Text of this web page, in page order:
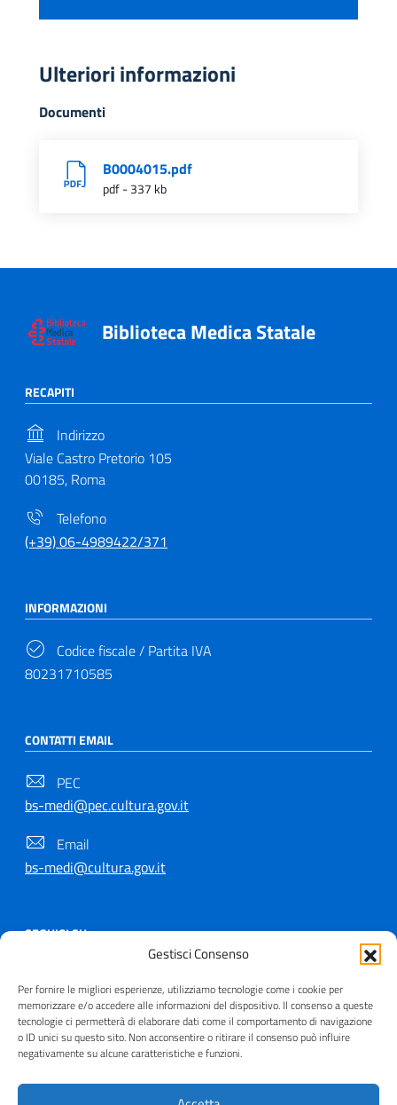
Gestisci Consenso
Per fornire le migliori esperienze, utilizziamo tecnologie come i cookie per
memorizzare e/o accedere alle informazioni del dispositivo. Il consenso a queste
tecnologie ci permetterà di elaborare dati come il comportamento di navigazione
o ID unici su questo sito. Non acconsentire o ritirare il consenso può influire
negativamente su alcune caratteristiche e funzioni.
Ulteriori informazioni
Documenti
B0004015.pdf
pdf - 337 kb
Biblioteca Medica Statale
RECAPITI
Indirizzo
Viale Castro Pretorio 105
00185, Roma
Telefono
(+39) 06-4989422/371
INFORMAZIONI
Codice fiscale / Partita IVA
80231710585
CONTATTI EMAIL
PEC
bs-medi@pec.cultura.gov.it
Email
bs-medi@cultura.gov.it
SEGUICI SU
Copyright © 2021 - 2026
Useful Links Section
| Realizzato da